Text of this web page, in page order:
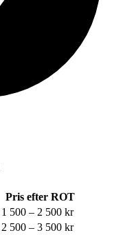
Pris efter ROT
1 500 – 2 500 kr
2 500 – 3 500 kr